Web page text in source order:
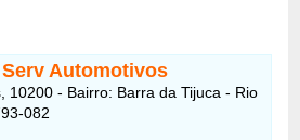
Automotivos
10200 - Bairro: Barra da Tijuca - Rio
082